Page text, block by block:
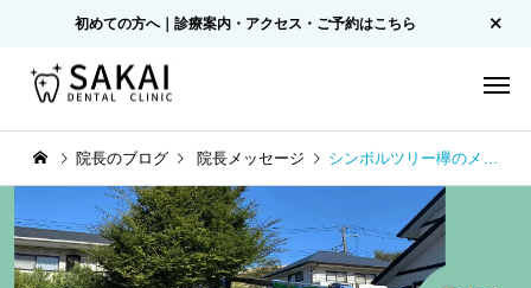
初めての方へ｜診療案内・アクセス・ご予約はこちら
院長のブログ 院長メッセージ シンボルツリー欅のメインテナンス